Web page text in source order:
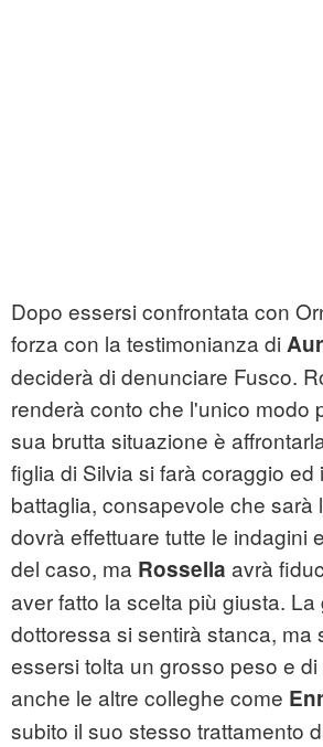
Dopo essersi confrontata con
forza con la testimonianza di
deciderà di denunciare Fusco.
renderà conto che l'unico modo
sua brutta situazione è
figlia di Silvia si farà coraggio ed
battaglia, consapevole che sarà
dovrà effettuare tutte le indagini
del caso, ma Rossella avrà
aver fatto la scelta più giusta. La
dottoressa si sentirà stanca, ma
essersi tolta un grosso peso e
anche le altre colleghe come
subito il suo stesso trattamento